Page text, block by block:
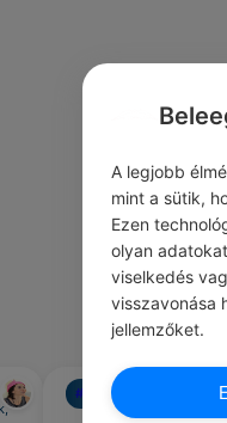
#NAPI TIPP
A legjobb
mint a sütik,
Ezen
olyan
viselkedés
visszavonása
jellemzőket.